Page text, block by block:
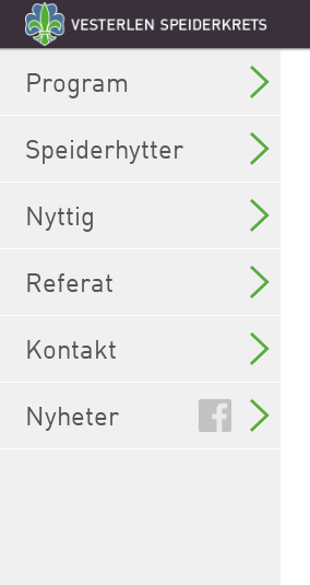
Program
Speiderhytter
Nyttig
Referat
Kontakt
Nyheter